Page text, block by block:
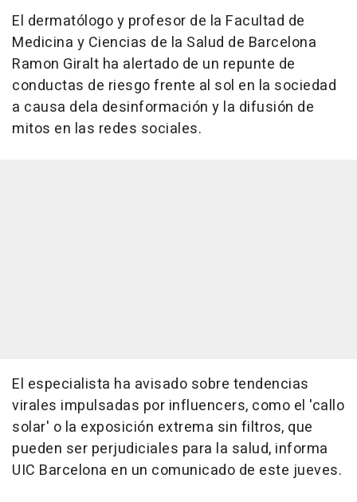
El dermatólogo y profesor de la Facultad de
Medicina y Ciencias de la Salud de Barcelona
Ramon Giralt ha alertado de un repunte de
conductas de riesgo frente al sol en la sociedad
a causa dela desinformación y la difusión de
mitos en las redes sociales.
El especialista ha avisado sobre tendencias
virales impulsadas por influencers, como el 'callo
solar' o la exposición extrema sin filtros, que
pueden ser perjudiciales para la salud, informa
UIC Barcelona en un comunicado de este jueves.